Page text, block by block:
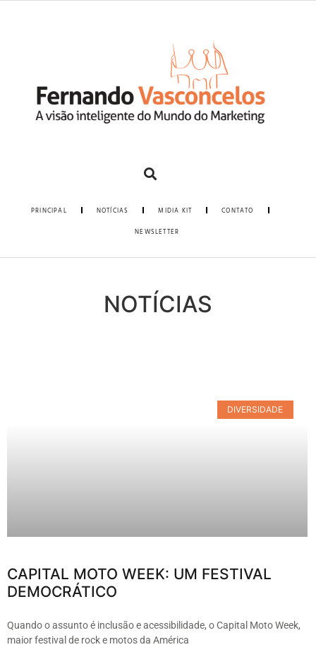
PRINCIPAL NOTÍCIAS MIDIA KIT CONTATO
NEWSLETTER
NOTÍCIAS
DIVERSIDADE
CAPITAL MOTO WEEK: UM FESTIVAL
DEMOCRÁTICO
Quando o assunto é inclusão e acessibilidade, o Capital Moto Week,
maior festival de rock e motos da América